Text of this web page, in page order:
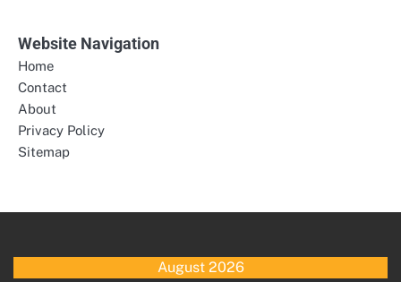
Website Navigation
Home
Contact
About
Privacy Policy
Sitemap
August 2026